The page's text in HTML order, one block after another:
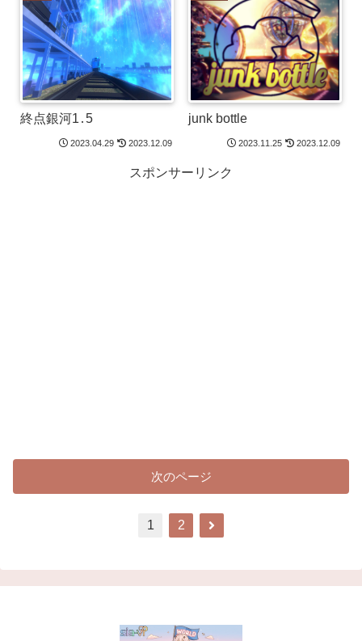
終点銀河1․5
2023.04.29 2023.12.09
junk bottle
2023.11.25 2023.12.09
スポンサーリンク
次のページ
1 2
次